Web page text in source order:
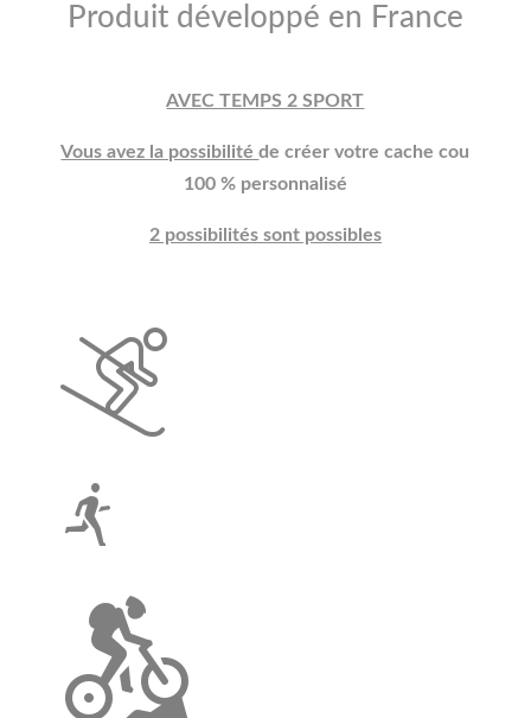
Produit développé en France
AVEC TEMPS 2 SPORT
Vous avez la possibilitéde créer votre cache cou
100 % personnalisé
2 possibilités sont possibles